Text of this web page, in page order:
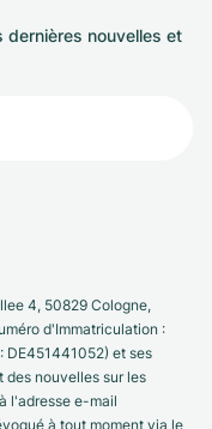
nouvelles et
4, 50829 Cologne,
d'Immatriculation :
DE451441052) et ses
des nouvelles sur les
l'adresse e-mail
à tout moment via le